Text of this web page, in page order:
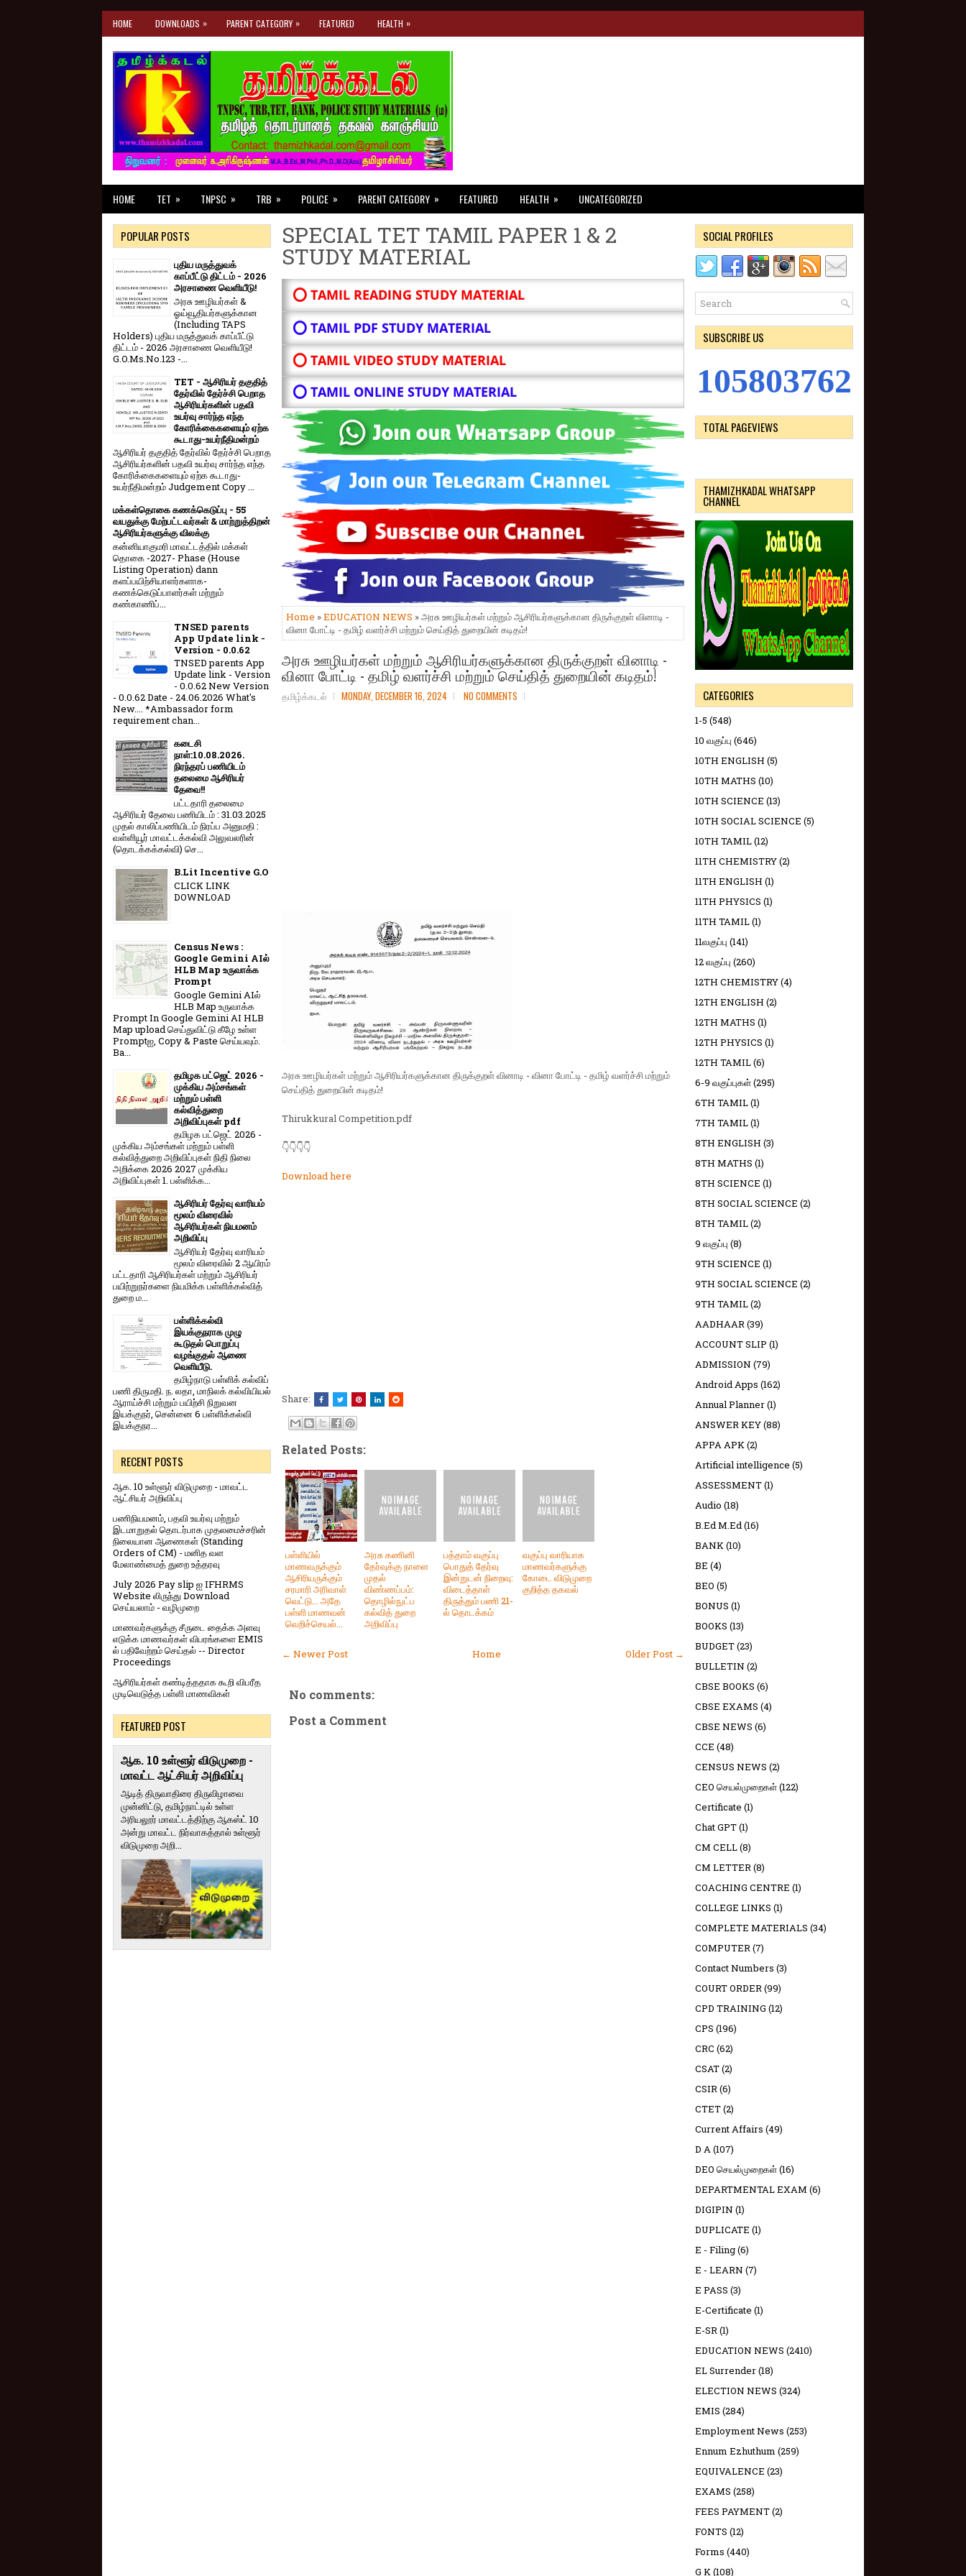
HOME DOWNLOADS » PARENT CATEGORY » FEATURED HEALTH »
HOME TET » TNPSC » TRB » POLICE » PARENT CATEGORY » FEATURED HEALTH » UNCATEGORIZED
SPECIAL TET TAMIL PAPER 1 & 2
STUDY MATERIAL
⭕ TAMIL READING STUDY MATERIAL
⭕ TAMIL PDF STUDY MATERIAL
⭕ TAMIL VIDEO STUDY MATERIAL
⭕ TAMIL ONLINE STUDY MATERIAL
Home »EDUCATION NEWS » அரசு ஊழியர்கள் மற்றும் ஆசிரியர்களுக்கான திருக்குறள் வினாடி -
வினா போட்டி - தமிழ் வளர்ச்சி மற்றும் செய்தித் துறையின் கடிதம்!
அரசு ஊழியர்கள் மற்றும் ஆசிரியர்களுக்கான திருக்குறள் வினாடி -
வினா போட்டி - தமிழ் வளர்ச்சி மற்றும் செய்தித் துறையின் கடிதம்!
தமிழ்க்கடல் MONDAY, DECEMBER 16, 2024 NO COMMENTS
அரசு ஊழியர்கள் மற்றும் ஆசிரியர்களுக்கான திருக்குறள் வினாடி - வினா போட்டி - தமிழ் வளர்ச்சி மற்றும்
செய்தித் துறையின் கடிதம்!
Thirukkural Competition.pdf
👇👇👇👇
Download here
Share:
Related Posts:
பள்ளியில்
மாணவருக்கும்
ஆசிரியருக்கும்
சரமாரி அரிவாள்
வெட்டு... அதே
பள்ளி மாணவன்
வெறிச்செயல்...
அரசு கணினி
தேர்வுக்கு நாளை
முதல்
விண்ணப்பம்:
தொழில்நுட்ப
கல்வித் துறை
அறிவிப்பு
பத்தாம் வகுப்பு
பொதுத் தேர்வு
இன்றுடன் நிறைவு:
விடைத்தாள்
திருத்தும் பணி 21-
ல் தொடக்கம்
வகுப்பு வாரியாக
மாணவர்களுக்கு
கோடை விடுமுறை
குறித்த தகவல்
← Newer Post Older Post →
Home
No comments:
Post a Comment
POPULAR POSTS
புதிய மருத்துவக்
காப்பீட்டு திட்டம் - 2026
அரசாணை வெளியீடு!
அரசு ஊழியர்கள் &
ஓய்வூதியர்களுக்கான
(Including TAPS
Holders) புதிய மருத்துவக் காப்பீட்டு
திட்டம் - 2026 அரசாணை வெளியீடு!
G.O.Ms.No.123 -...
TET - ஆசிரியர் தகுதித்
தேர்வில் தேர்ச்சி பெறாத
ஆசிரியர்களின் பதவி
உயர்வு சார்ந்த எந்த
கோரிக்கைகளையும் ஏற்க
கூடாது-உயர்நீதிமன்றம்
ஆசிரியர் தகுதித் தேர்வில் தேர்ச்சி பெறாத
ஆசிரியர்களின் பதவி உயர்வு சார்ந்த எந்த
கோரிக்கைகளையும் ஏற்க கூடாது-
உயர்நீதிமன்றம் Judgement Copy ...
மக்கள்தொகை கணக்கெடுப்பு - 55
வயதுக்கு மேற்பட்டவர்கள் & மாற்றுத்திறன்
ஆசிரியர்களுக்கு விலக்கு
கன்னியாகுமரி மாவட்டத்தில் மக்கள்
தொகை -2027- Phase (House
Listing Operation) dann
களப்பயிற்சியாளர்களாக-
கணக்கெடுப்பாளர்கள் மற்றும்
கண்காணிப்...
TNSED parents
App Update link -
Version - 0.0.62
TNSED parents App
Update link - Version
- 0.0.62 New Version
- 0.0.62 Date - 24.06.2026 What's
New.... *Ambassador form
requirement chan...
கடைசி
நாள்:10.08.2026.
நிரந்தரப் பணியிடம்
தலைமை ஆசிரியர்
தேவை!!
பட்டதாரி தலைமை
ஆசிரியர் தேவை பணியிடம் : 31.03.2025
முதல் காலிப்பணியிடம் நிரப்ப அனுமதி :
வள்ளியூர் மாவட்டக்கல்வி அலுவலரின்
(தொடக்கக்கல்வி) செ...
B.Lit Incentive G.O
CLICK LINK
DOWNLOAD
Census News :
Google Gemini AIல்
HLB Map உருவாக்க
Prompt
Google Gemini AIல்
HLB Map உருவாக்க
Prompt In Google Gemini AI HLB
Map upload செய்துவிட்டு கீழே உள்ள
Promptஐ, Copy & Paste செய்யவும்.
Ba...
தமிழக பட்ஜெட் 2026 -
முக்கிய அம்சங்கள்
மற்றும் பள்ளி
கல்வித்துறை
அறிவிப்புகள் pdf
தமிழக பட்ஜெட் 2026 -
முக்கிய அம்சங்கள் மற்றும் பள்ளி
கல்வித்துறை அறிவிப்புகள் நிதி நிலை
அறிக்கை 2026 2027 முக்கிய
அறிவிப்புகள் 1. பள்ளிக்க...
ஆசிரியர் தேர்வு வாரியம்
மூலம் விரைவில்
ஆசிரியர்கள் நியமனம்
அறிவிப்பு
ஆசிரியர் தேர்வு வாரி​யம்
மூலம் விரை​வில் 2 ஆயிரம்
பட்​ட​தாரி ஆசிரியர்​கள் மற்​றும் ஆசிரியர்
பயிற்றுநர்​களை நியமிக்க பள்​ளிக்​கல்​வித்​
துறை ம...
பள்ளிக்கல்வி
இயக்குநராக முழு
கூடுதல் பொறுப்பு
வழங்குதல் ஆணை
வெளியீடு.
தமிழ்நாடு பள்ளிக் கல்விப்
பணி திருமதி. ந. லதா, மாநிலக் கல்வியியல்
ஆராய்ச்சி மற்றும் பயிற்சி நிறுவன
இயக்குநர், சென்னை 6 பள்ளிக்கல்வி
இயக்குநர...
RECENT POSTS
ஆக. 10 உள்ளூர் விடுமுறை - மாவட்ட
ஆட்சியர் அறிவிப்பு
பணிநியமனம், பதவி உயர்வு மற்றும்
இடமாறுதல் தொடர்பாக முதலமைச்சரின்
நிலையான ஆணைகள் (Standing
Orders of CM) - மனித வள
மேலாண்மைத் துறை உத்தரவு
July 2026 Pay slip ஐ IFHRMS
Website லிருந்து Download
செய்யலாம் - வழிமுறை
மாணவர்களுக்கு சீருடை தைக்க அளவு
எடுக்க மாணவர்கள் விபரங்களை EMIS
ல் பதிவேற்றம் செய்தல் -- Director
Proceedings
ஆசிரியர்கள் கண்டித்ததாக கூறி விபரீத
முடிவெடுத்த பள்ளி மாணவிகள்
FEATURED POST
ஆக. 10 உள்ளூர் விடுமுறை -
மாவட்ட ஆட்சியர் அறிவிப்பு
ஆடித் திருவாதிரை திருவிழாவை
முன்னிட்டு, தமிழ்நாட்டில் உள்ள
அரியலூர் மாவட்டத்திற்கு ஆகஸ்ட் 10
அன்று மாவட்ட நிர்வாகத்தால் உள்ளூர்
விடுமுறை அறி...
SOCIAL PROFILES
SUBSCRIBE US
105803762
TOTAL PAGEVIEWS
THAMIZHKADAL WHATSAPP
CHANNEL
CATEGORIES
1-5 (548)
10 வகுப்பு (646)
10TH ENGLISH (5)
10TH MATHS (10)
10TH SCIENCE (13)
10TH SOCIAL SCIENCE (5)
10TH TAMIL(12)
11TH CHEMISTRY(2)
11TH ENGLISH (1)
11TH PHYSICS (1)
11TH TAMIL(1)
11வகுப்பு (141)
12 வகுப்பு (260)
12TH CHEMISTRY(4)
12TH ENGLISH (2)
12TH MATHS (1)
12TH PHYSICS (1)
12TH TAMIL(6)
6-9 வகுப்புகள்(295)
6TH TAMIL(1)
7TH TAMIL(1)
8TH ENGLISH (3)
8TH MATHS (1)
8TH SCIENCE (1)
8TH SOCIAL SCIENCE (2)
8TH TAMIL(2)
9 வகுப்பு (8)
9TH SCIENCE (1)
9TH SOCIAL SCIENCE (2)
9TH TAMIL(2)
AADHAAR(39)
ACCOUNT SLIP (1)
ADMISSION (79)
Android Apps (162)
Annual Planner(1)
ANSWER KEY(88)
APPA APK(2)
Artificial intelligence (5)
ASSESSMENT(1)
Audio (18)
B.Ed M.Ed(16)
BANK(10)
BE (4)
BEO (5)
BONUS (1)
BOOKS (13)
BUDGET(23)
BULLETIN (2)
CBSE BOOKS (6)
CBSE EXAMS (4)
CBSE NEWS (6)
CCE (48)
CENSUS NEWS (2)
CEO செயல்முறைகள்(122)
Certificate (1)
Chat GPT(1)
CM CELL(8)
CM LETTER(8)
COACHING CENTRE (1)
COLLEGE LINKS (1)
COMPLETE MATERIALS (34)
COMPUTER(7)
Contact Numbers (3)
COURT ORDER(99)
CPD TRAINING (12)
CPS (196)
CRC (62)
CSAT(2)
CSIR(6)
CTET(2)
Current Affairs (49)
D A(107)
DEO செயல்முறைகள்(16)
DEPARTMENTAL EXAM (6)
DIGIPIN (1)
DUPLICATE (1)
E - Filing(6)
E - LEARN (7)
E PASS (3)
E-Certificate (1)
E-SR(1)
EDUCATION NEWS (2410)
EL Surrender(18)
ELECTION NEWS (324)
EMIS (284)
Employment News (253)
Ennum Ezhuthum (259)
EQUIVALENCE (23)
EXAMS (258)
FEES PAYMENT(2)
FONTS (12)
Forms (440)
G K(108)